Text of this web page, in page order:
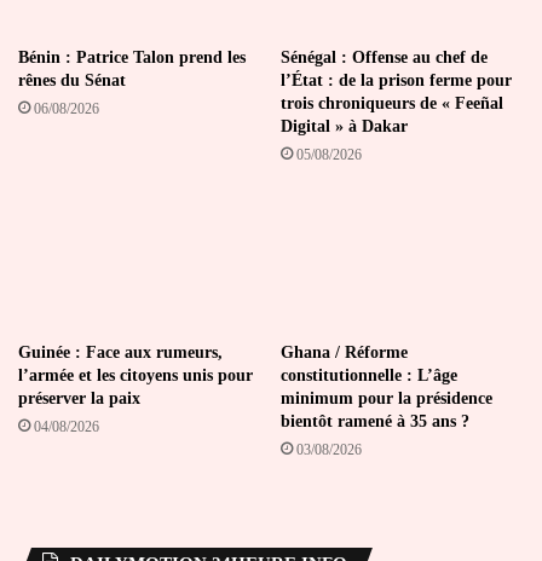
Bénin : Patrice Talon prend les
rênes du Sénat
06/08/2026
Sénégal : Offense au chef de
l’État : de la prison ferme pour
trois chroniqueurs de « Feeñal
Digital » à Dakar
05/08/2026
Guinée : Face aux rumeurs,
l’armée et les citoyens unis pour
préserver la paix
04/08/2026
Ghana / Réforme
constitutionnelle : L’âge
minimum pour la présidence
bientôt ramené à 35 ans ?
03/08/2026